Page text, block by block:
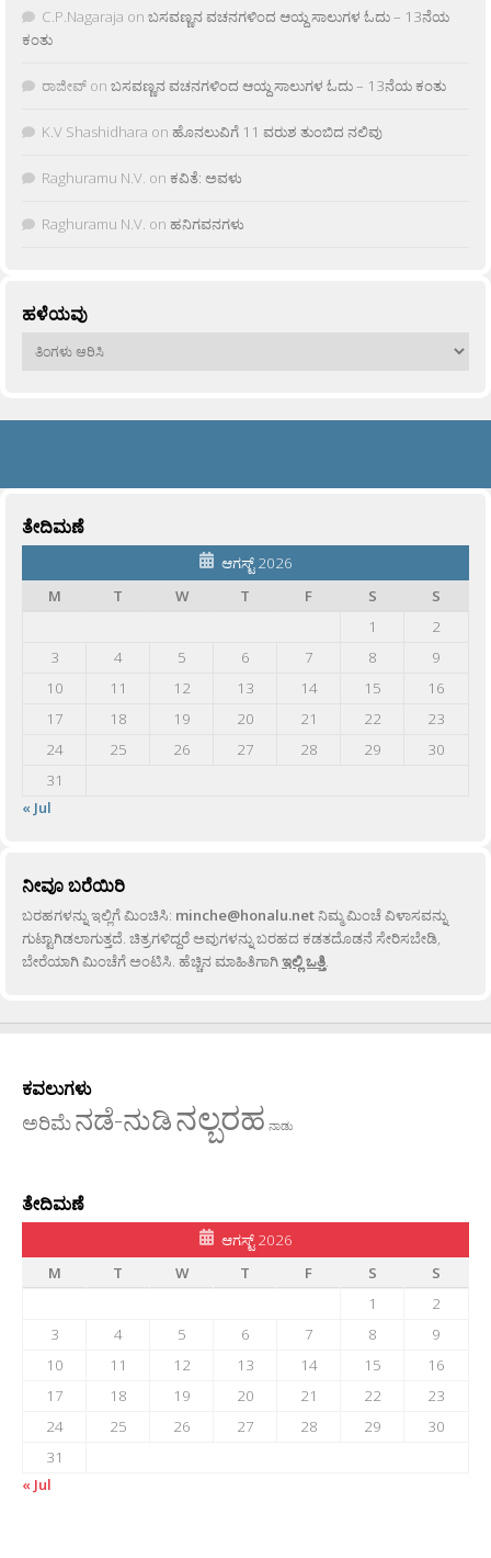
C.P.Nagaraja on ಬಸವಣ್ಣನ ವಚನಗಳಿಂದ ಆಯ್ದ ಸಾಲುಗಳ ಓದು – 13ನೆಯ
ಕಂತು
ರಾಜೀವ್ on ಬಸವಣ್ಣನ ವಚನಗಳಿಂದ ಆಯ್ದ ಸಾಲುಗಳ ಓದು – 13ನೆಯ ಕಂತು
K.V Shashidhara on ಹೊನಲುವಿಗೆ 11 ವರುಶ ತುಂಬಿದ ನಲಿವು
Raghuramu N.V. on ಕವಿತೆ: ಅವಳು
Raghuramu N.V. on ಹನಿಗವನಗಳು
ಹಳೆಯವು
ಹಳೆಯವು
ತೇದಿಮಣೆ
ಆಗಸ್ಟ್ 2026
M
T W T F S
S
1
2
3
4 5 6 7 8
9
10
11 12 13 14 15
16
17
18 19 20 21 22
23
24
25 26 27 28 29
30
31
« Jul
ನೀವೂ ಬರೆಯಿರಿ
ಬರಹಗಳನ್ನು ಇಲ್ಲಿಗೆ ಮಿಂಚಿಸಿ: minche@honalu.netನಿಮ್ಮ ಮಿಂಚೆ ವಿಳಾಸವನ್ನು
ಗುಟ್ಟಾಗಿಡಲಾಗುತ್ತದೆ. ಚಿತ್ರಗಳಿದ್ದರೆ ಅವುಗಳನ್ನು ಬರಹದ ಕಡತದೊಡನೆ ಸೇರಿಸಬೇಡಿ,
ಬೇರೆಯಾಗಿ ಮಿಂಚೆಗೆ ಅಂಟಿಸಿ. ಹೆಚ್ಚಿನ ಮಾಹಿತಿಗಾಗಿಇಲ್ಲಿ ಒತ್ತಿ.
ಕವಲುಗಳು
ಅರಿಮೆನಡೆ-ನುಡಿನಲ್ಬರಹ ನಾಡು
ತೇದಿಮಣೆ
ಆಗಸ್ಟ್ 2026
M
T W T F S
S
1
2
3
4 5 6 7 8
9
10
11 12 13 14 15
16
17
18 19 20 21 22
23
24
25 26 27 28 29
30
31
« Jul